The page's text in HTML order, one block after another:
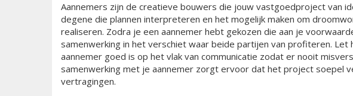
Aannemers zijn de creatieve bouwers die jouw vastgoedproject van
degene die plannen interpreteren en het mogelijk maken om
realiseren. Zodra je een aannemer hebt gekozen die aan je
samenwerking in het verschiet waar beide partijen van profiteren.
aannemer goed is op het vlak van communicatie zodat er nooit
samenwerking met je aannemer zorgt ervoor dat het project soepel
vertragingen.